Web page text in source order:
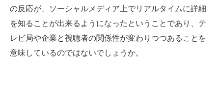
の反応が、ソーシャルメディア上でリアルタイムに詳細
を知ることが出来るようになったということであり、テ
レビ局や企業と視聴者の関係性が変わりつつあることを
意味しているのではないでしょうか。